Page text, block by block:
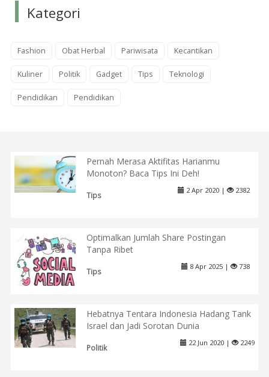
Kategori
Fashion Obat Herbal Pariwisata Kecantikan
Kuliner Politik Gadget Tips Teknologi
Pendidikan Pendidikan
Pernah Merasa Aktifitas Harianmu
Monoton? Baca Tips Ini Deh!
Tips
2 Apr 2020 | 2382
Optimalkan Jumlah Share Postingan
Tanpa Ribet
Tips
8 Apr 2025 | 738
Hebatnya Tentara Indonesia Hadang Tank
Israel dan Jadi Sorotan Dunia
Politik
22 Jun 2020 | 2249